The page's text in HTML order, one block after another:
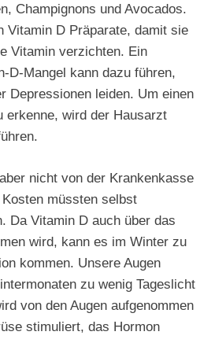
Champignons und Avocados.
Vitamin D Präparate, damit sie
Vitamin verzichten. Ein
D-Mangel kann dazu führen,
Depressionen leiden. Um einen
erkenne, wird der Hausarzt
nicht von der Krankenkasse
müssten selbst
Da Vitamin D auch über das
wird, kann es im Winter zu
kommen. Unsere Augen
zu wenig Tageslicht
von den Augen aufgenommen
stimuliert, das Hormon